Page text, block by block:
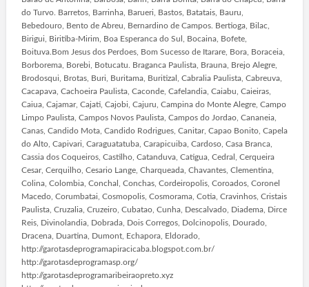
do Turvo. Barretos, Barrinha, Barueri, Bastos, Batatais, Bauru,
Bebedouro, Bento de Abreu, Bernardino de Campos. Bertioga, Bilac,
Birigui, Biritiba-Mirim, Boa Esperanca do Sul, Bocaina, Bofete,
Boituva.Bom Jesus dos Perdoes, Bom Sucesso de Itarare, Bora, Boraceia,
Borborema, Borebi, Botucatu. Braganca Paulista, Brauna, Brejo Alegre,
Brodosqui, Brotas, Buri, Buritama, Buritizal, Cabralia Paulista, Cabreuva,
Cacapava, Cachoeira Paulista, Caconde, Cafelandia, Caiabu, Caieiras,
Caiua, Cajamar, Cajati, Cajobi, Cajuru, Campina do Monte Alegre, Campo
Limpo Paulista, Campos Novos Paulista, Campos do Jordao, Cananeia,
Canas, Candido Mota, Candido Rodrigues, Canitar, Capao Bonito, Capela
do Alto, Capivari, Caraguatatuba, Carapicuiba, Cardoso, Casa Branca,
Cassia dos Coqueiros, Castilho, Catanduva, Catigua, Cedral, Cerqueira
Cesar, Cerquilho, Cesario Lange, Charqueada, Chavantes, Clementina,
Colina, Colombia, Conchal, Conchas, Cordeiropolis, Coroados, Coronel
Macedo, Corumbatai, Cosmopolis, Cosmorama, Cotia, Cravinhos, Cristais
Paulista, Cruzalia, Cruzeiro, Cubatao, Cunha, Descalvado, Diadema, Dirce
Reis, Divinolandia, Dobrada, Dois Corregos, Dolcinopolis, Dourado,
Dracena, Duartina, Dumont, Echapora, Eldorado,
http://garotasdeprogramapiracicaba.blogspot.com.br/
http://garotasdeprogramasp.org/
http://garotasdeprogramaribeiraopreto.xyz